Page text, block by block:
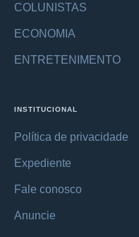
COLUNISTAS
ECONOMIA
ENTRETENIMENTO
INSTITUCIONAL
Política de privacidade
Expediente
Fale conosco
Anuncie